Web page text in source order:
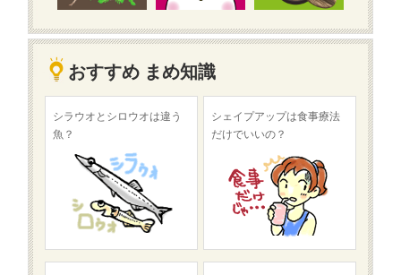
おすすめ まめ知識
シラウオとシロウオは違う
魚？
シェイプアップは食事療法
だけでいいの？